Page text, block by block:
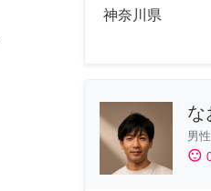
神奈川県
な
男性
sentiment_satisfied